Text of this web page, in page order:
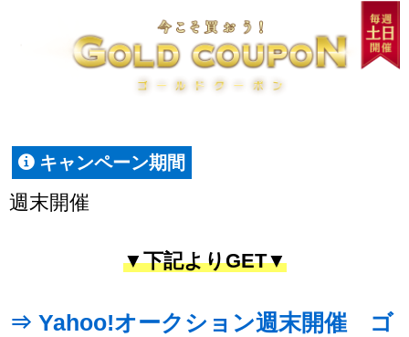
キャンペーン期間
週末開催
▼下記よりGET▼
⇒ Yahoo!オークション週末開催 ゴ